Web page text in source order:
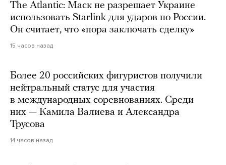
The Atlantic: Маск не разрешает Украине
использовать Starlink для ударов по России.
Он считает, что «пора заключать сделку»
15 часов назад
Более 20 российских фигуристов получили
нейтральный статус для участия
в международных соревнованиях. Среди
них — Камила Валиева и Александра
Трусова
14 часов назад